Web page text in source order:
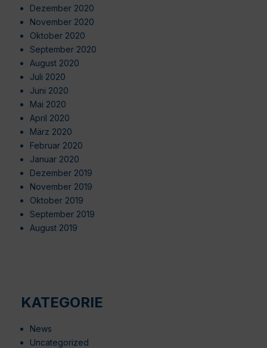
Dezember 2020
November 2020
Oktober 2020
September 2020
August 2020
Juli 2020
Juni 2020
Mai 2020
April 2020
März 2020
Februar 2020
Januar 2020
Dezember 2019
November 2019
Oktober 2019
September 2019
August 2019
KATEGORIE
News
Uncategorized